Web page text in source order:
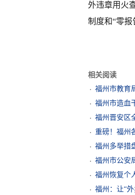
外违章用火
制度和“零报
相关阅读
福州市教育
福州市造血
福州晋安区
重磅！福州
福州多举措
福州市公安
福州恢复个
福州：让“